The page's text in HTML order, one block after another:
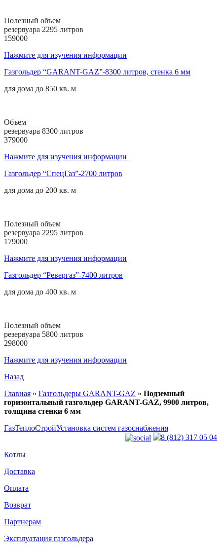
Полезный объем
резервуара 2295 литров
159000
Нажмите для изучения информации
Газгольдер “GARANT-GAZ”-8300 литров, стенка 6 мм
для дома до 850 кв. м
Объем
резервуара 8300 литров
379000
Нажмите для изучения информации
Газгольдер “СпецГаз”-2700 литров
для дома до 200 кв. м
Полезный объем
резервуара 2295 литров
179000
Нажмите для изучения информации
Газгольдер “Ревергаз”-7400 литров
для дома до 400 кв. м
Полезный объем
резервуара 5800 литров
298000
Нажмите для изучения информации
Назад
Главная » Газгольдеры GARANT-GAZ » Подземный
горизонтальный газгольдер GARANT-GAZ, 9900 литров,
толщина стенки 6 мм
ГазТеплоСтройУстановка систем газоснабжения
8 (812) 317 05 04
Котлы
Доставка
Оплата
Возврат
Партнерам
Эксплуатация газгольдера